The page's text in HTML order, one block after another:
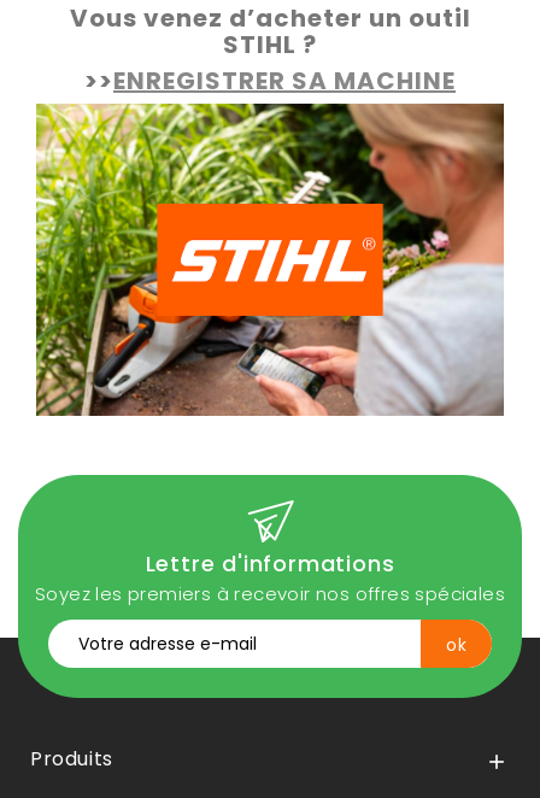
Vous venez d’acheter un outil
STIHL ?
>>ENREGISTRER SA MACHINE
Lettre d'informations
Soyez les premiers à recevoir nos offres spéciales
Produits 